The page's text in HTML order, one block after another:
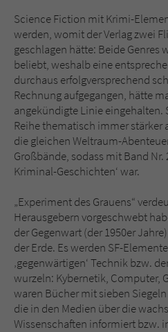
Science Fiction mit Krimi-
werden, womit der Verlag zwei
geschlagen hätte: Beide Genres
beliebt, weshalb eine
durchaus erfolgversprechend
Rechnung aufgegangen, hätte
angekündigte Linie eingehalten.
Reihe thematisch immer
die gleichen Weltraum-
Großbände, sodass mit Band Nr.
Kriminal-Geschichten‘ war.
„Experiment des Grauens“
Herausgebern vorgeschwebt
der Gegenwart (der 1950er
der Erde. Es werden SF-
‚gegenwärtigen‘ Technik bzw.
wurzeln: Kybernetik, Computer,
waren Bücher mit sieben
die in den Medien über die
Wissenschaften informiert bzw.